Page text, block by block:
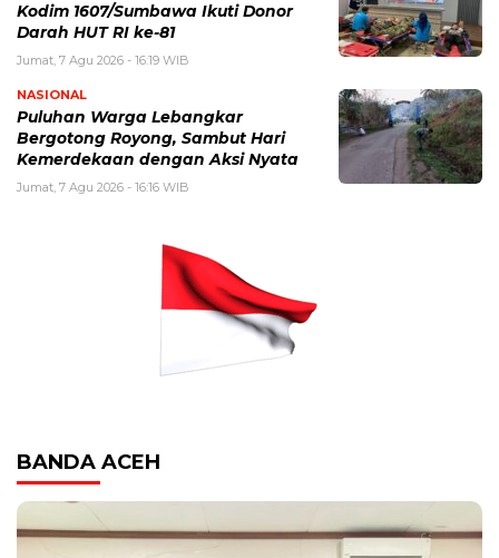
Kodim 1607/Sumbawa Ikuti Donor
Darah HUT RI ke-81
Jumat, 7 Agu 2026 - 16:19 WIB
NASIONAL
Puluhan Warga Lebangkar
Bergotong Royong, Sambut Hari
Kemerdekaan dengan Aksi Nyata
Jumat, 7 Agu 2026 - 16:16 WIB
BANDA ACEH